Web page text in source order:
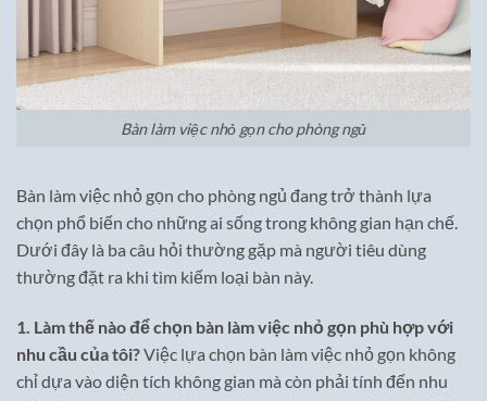
Bàn làm việc nhỏ gọn cho phòng ngủ
Bàn làm việc nhỏ gọn cho phòng ngủ đang trở thành lựa
chọn phổ biến cho những ai sống trong không gian hạn chế.
Dưới đây là ba câu hỏi thường gặp mà người tiêu dùng
thường đặt ra khi tìm kiếm loại bàn này.
1. Làm thế nào để chọn bàn làm việc nhỏ gọn phù hợp với
nhu cầu của tôi?Việc lựa chọn bàn làm việc nhỏ gọn không
chỉ dựa vào diện tích không gian mà còn phải tính đến nhu